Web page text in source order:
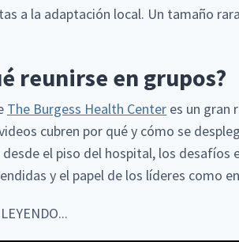
a la adaptación local. Un tamaño
reunirse en grupos?
The Burgess Health Center es un gran
cubren por qué y cómo se
el piso del hospital, los desafíos
y el papel de los líderes como